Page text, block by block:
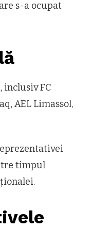
s-a ocupat
inclusiv FC
AEL Limassol,
timpul